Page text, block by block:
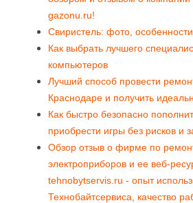
gazonu.ru!
Свиристель: фото,
Как выбрать лучшего
компьютеров
Лучший способ провести
Краснодаре и получить
Как быстро безопасно
приобрести игры без рисков и
Обзор отзыв о фирме по
электроприборов и ее веб-
tehnobytservis.ru - опыт
Технобайтсервиса, качество